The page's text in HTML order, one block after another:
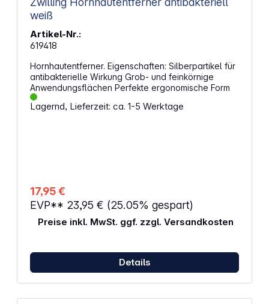
weiß
Artikel-Nr.:
619418
Hornhautentferner. Eigenschaften: Silberpartikel für
antibakterielle Wirkung Grob- und feinkörnige
Anwendungsflächen Perfekte ergonomische Form
Lagernd, Lieferzeit: ca. 1-5 Werktage
17,95 €
EVP** 23,95 € (25.05% gespart)
Preise inkl. MwSt. ggf. zzgl. Versandkosten
Details